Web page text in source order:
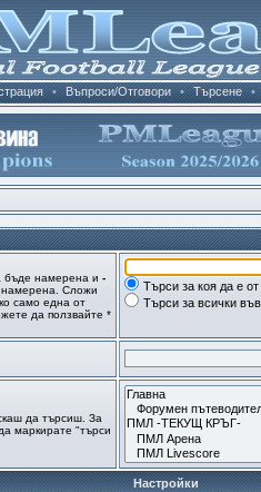
• Въпроси/Отговори • Търсене •
бъде намерена и -
намерена. Сложи
само една от
да ползвайте *
Търси за коя да е
Търси за всички
да търсиш. За
маркирате "търси
Настройки